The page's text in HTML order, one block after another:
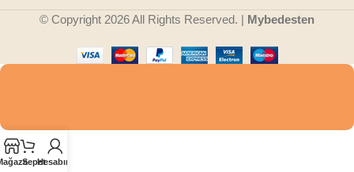
© Copyright 2026 All Rights Reserved. | Mybedesten
SepetHesabım